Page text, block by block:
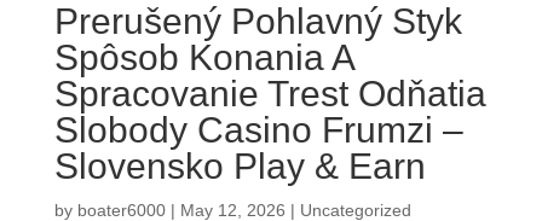
Prerušený Pohlavný Styk
Spôsob Konania A
Spracovanie Trest Odňatia
Slobody Casino Frumzi –
Slovensko Play & Earn
by boater6000| May 12, 2026 | Uncategorized